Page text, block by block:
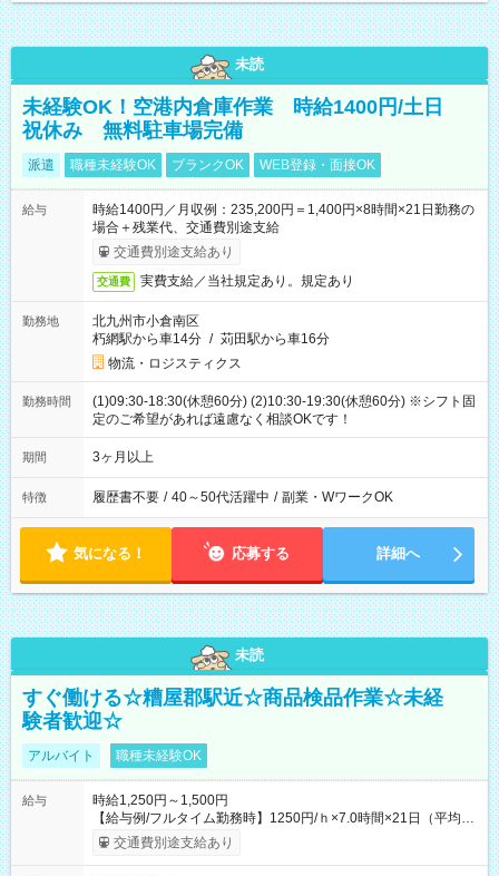
未読
未経験OK！空港内倉庫作業 時給1400円/土日
祝休み 無料駐車場完備
派遣 職種未経験OK ブランクOK WEB登録・面接OK
給与
時給1400円／月収例：235,200円＝1,400円×8時間×21日勤務の
場合＋残業代、交通費別途支給
交通費別途支給あり
交通費 実費支給／当社規定あり。規定あり
勤務地
北九州市小倉南区
朽網駅から車14分 / 苅田駅から車16分
物流・ロジスティクス
勤務時間
(1)09:30-18:30(休憩60分) (2)10:30-19:30(休憩60分) ※シフト固
定のご希望があれば遠慮なく相談OKです！
期間 3ヶ月以上
特徴 履歴書不要 / 40～50代活躍中 / 副業・WワークOK
気になる！ 応募する 詳細へ
未読
すぐ働ける☆糟屋郡駅近☆商品検品作業☆未経
験者歓迎☆
アルバイト 職種未経験OK
給与
時給1,250円～1,500円
【給与例/フルタイム勤務時】1250円/ｈ×7.0時間×21日（平均
値）=183,750円 別途交通費支給（会社規定有）、残業/休日手当
支給、 フルタイムの募集になりますが、働く日数や時間につい
交通費別途支給あり